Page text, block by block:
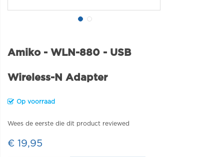
Amiko - WLN-880 - USB
Wireless-N Adapter
Op voorraad
Wees de eerste die dit product reviewed
€ 19,95